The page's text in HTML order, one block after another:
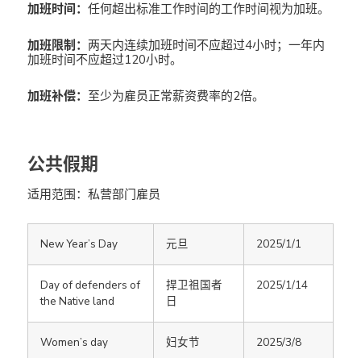
加班时间： 任何超出标准工作时间的工作时间视为加班。
加班限制： 两天内连续加班时间不应超过4小时；一年内
加班时间不应超过120小时。
加班补偿： 至少为雇员正常薪资费率的2倍。
公共假期
适用范围：私营部门雇员
New Year’s Day 元旦 2025/1/1
Day of defenders of
the Native land
捍卫祖国者
日
2025/1/14
Women’s day 妇女节 2025/3/8